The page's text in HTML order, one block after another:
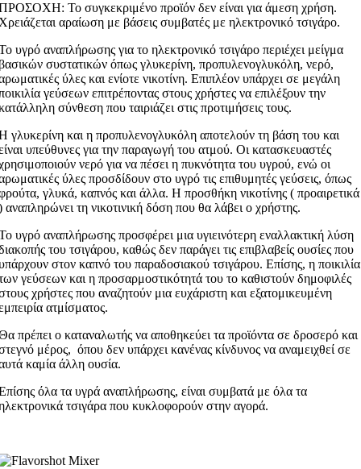
Το συγκεκριμένο προϊόν δεν είναι για άμεση χρήση.
αραίωση με βάσεις συμβατές με ηλεκτρονικό τσιγάρο.
υγρό αναπλήρωσης για το ηλεκτρονικό τσιγάρο περιέχει μείγμα
συστατικών όπως γλυκερίνη, προπυλενογλυκόλη, νερό,
ύλες και ενίοτε νικοτίνη. Επιπλέον υπάρχει σε μεγάλη
γεύσεων επιτρέποντας στους χρήστες να επιλέξουν την
σύνθεση που ταιριάζει στις προτιμήσεις τους.
γλυκερίνη και η προπυλενογλυκόλη αποτελούν τη βάση του και
υπεύθυνες για την παραγωγή του ατμού. Οι κατασκευαστές
νερό για να πέσει η πυκνότητα του υγρού, ενώ οι
ύλες προσδίδουν στο υγρό τις επιθυμητές γεύσεις, όπως
γλυκά, καπνός και άλλα. Η προσθήκη νικοτίνης ( προαιρετικά
αναπληρώνει τη νικοτινική δόση που θα λάβει ο χρήστης.
υγρό αναπλήρωσης προσφέρει μια υγιεινότερη εναλλακτική λύση
του τσιγάρου, καθώς δεν παράγει τις επιβλαβείς ουσίες που
στον καπνό του παραδοσιακού τσιγάρου. Επίσης, η ποικιλία
γεύσεων και η προσαρμοστικότητά του το καθιστούν δημοφιλές
χρήστες που αναζητούν μια ευχάριστη και εξατομικευμένη
ατμίσματος.
πρέπει ο καταναλωτής να αποθηκεύει τα προϊόντα σε δροσερό και
μέρος, όπου δεν υπάρχει κανένας κίνδυνος να αναμειχθεί σε
καμία άλλη ουσία.
όλα τα υγρά αναπλήρωσης, είναι συμβατά με όλα τα
τσιγάρα που κυκλοφορούν στην αγορά.